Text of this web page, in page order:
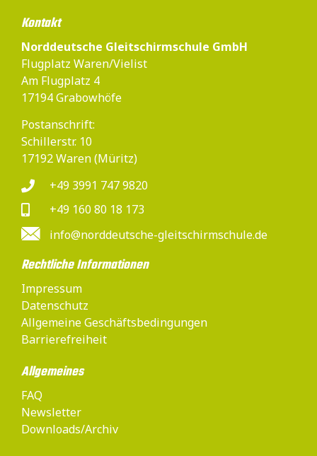
Kontakt
Norddeutsche Gleitschirmschule GmbH
Flugplatz Waren/Vielist
Am Flugplatz 4
17194 Grabowhöfe
Postanschrift:
Schillerstr. 10
17192 Waren (Müritz)
+49 3991 747 9820
+49 160 80 18 173
info@norddeutsche-gleitschirmschule.de
Rechtliche Informationen
Impressum
Datenschutz
Allgemeine Geschäftsbedingungen
Barrierefreiheit
Allgemeines
FAQ
Newsletter
Downloads/Archiv